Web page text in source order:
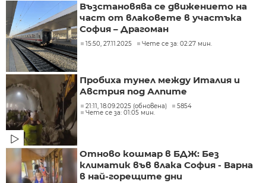
Възстановява се движението на
част от влаковете в участъка
София – Драгоман
15:50, 27.11.2025 Чете се за: 02:27 мин.
Пробиха тунел между Италия и
Австрия под Алпите
21:11, 18.09.2025 (обновена)
5854
Чете се за: 01:05 мин.
Отново кошмар в БДЖ: Без
климатик във влака София - Варна
в най-горещите дни